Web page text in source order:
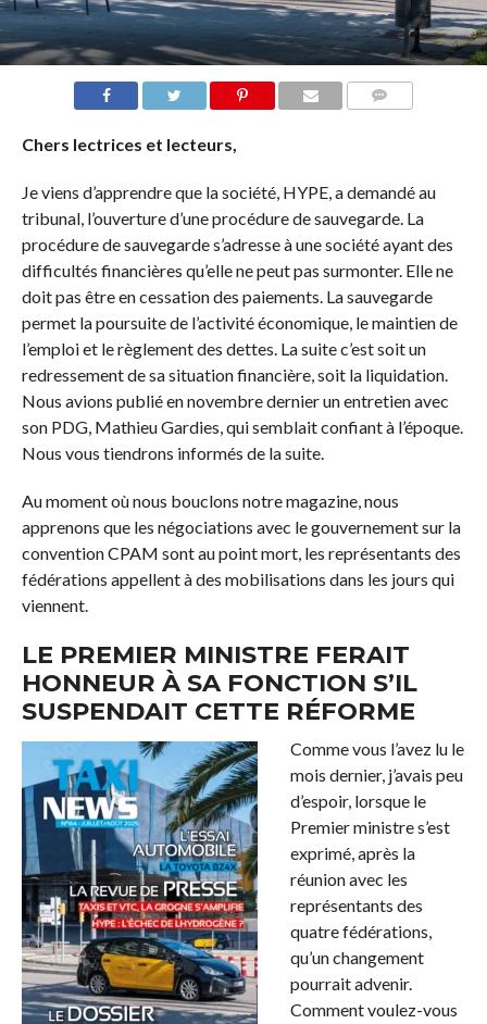
Chers lectrices et lecteurs,
Je viens d’apprendre que la société, HYPE, a demandé au
tribunal, l’ouverture d’une procédure de sauvegarde. La
procédure de sauvegarde s’adresse à une société ayant des
difficultés financières qu’elle ne peut pas surmonter. Elle ne
doit pas être en cessation des paiements. La sauvegarde
permet la poursuite de l’activité économique, le maintien de
l’emploi et le règlement des dettes. La suite c’est soit un
redressement de sa situation financière, soit la liquidation.
Nous avions publié en novembre dernier un entretien avec
son PDG, Mathieu Gardies, qui semblait confiant à l’époque.
Nous vous tiendrons informés de la suite.
Au moment où nous bouclons notre magazine, nous
apprenons que les négociations avec le gouvernement sur la
convention CPAM sont au point mort, les représentants des
fédérations appellent à des mobilisations dans les jours qui
viennent.
LE PREMIER MINISTRE FERAIT
HONNEUR À SA FONCTION S’IL
SUSPENDAIT CETTE RÉFORME
Comme vous l’avez lu le
mois dernier, j’avais peu
d’espoir, lorsque le
Premier ministre s’est
exprimé, après la
réunion avec les
représentants des
quatre fédérations,
qu’un changement
pourrait advenir.
Comment voulez-vous